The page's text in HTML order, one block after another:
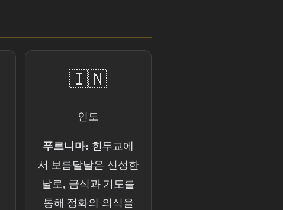
🇮🇳
인도
푸르니마: 힌두교에
서 보름달날은 신성한
날로, 금식과 기도를
통해 정화의 의식을